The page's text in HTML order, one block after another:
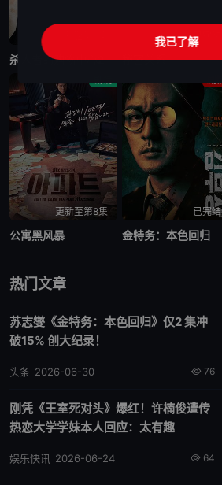
杀人者的购物中心2
已完结
秘密关系
更新至第8集
公寓黑风暴
已完结
金特务：本色回归
热门文章
苏志燮《金特务：本色回归》仅2 集冲
破15% 创大纪录！
76
头条 2026-06-30
刚凭《王室死对头》爆红！许楠俊遭传
热恋大学学妹本人回应：太有趣
64
娱乐快讯 2026-06-24
我已了解